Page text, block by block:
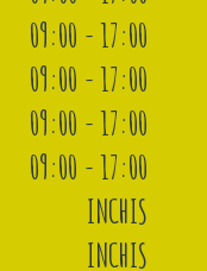
09:00 - 17:00
09:00 - 17:00
09:00 - 17:00
09:00 - 17:00
INCHIS
INCHIS